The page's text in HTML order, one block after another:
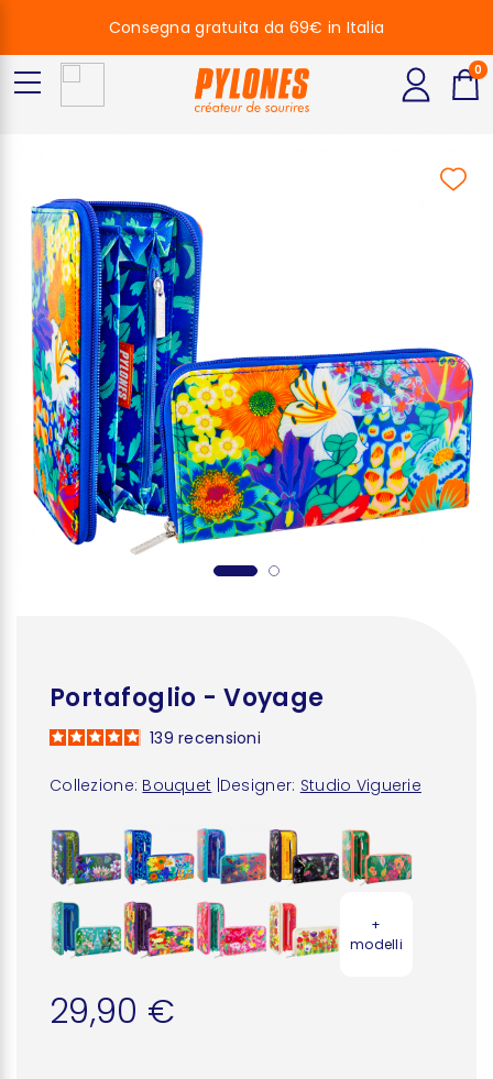
Portafoglio - Voyage
Collezione: Bouquet Designer: Studio Viguerie
139recensioni
+
modelli
29,90 €
Consegna gratuita da 69€ in Italia
0